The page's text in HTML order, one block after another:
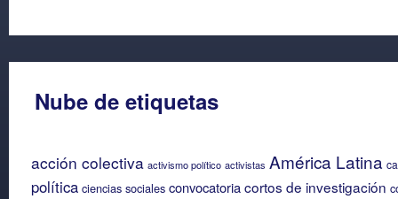
Nube de etiquetas
acción colectiva activismo político activistas América Latina
política ciencias sociales convocatoriacortos de investigación